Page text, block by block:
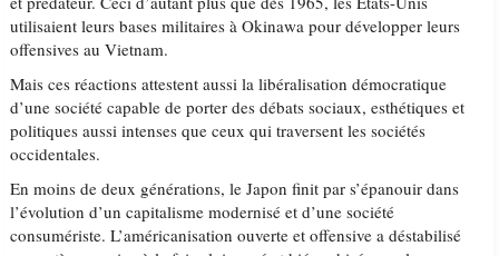
utilisaient leurs bases militaires à Okinawa pour développer leurs
offensives au Vietnam.
Mais ces réactions attestent aussi la libéralisation démocratique
d’une société capable de porter des débats sociaux, esthétiques et
politiques aussi intenses que ceux qui traversent les sociétés
occidentales.
En moins de deux générations, le Japon finit par s’épanouir dans
l’évolution d’un capitalisme modernisé et d’une société
consumériste. L’américanisation ouverte et offensive a déstabilisé